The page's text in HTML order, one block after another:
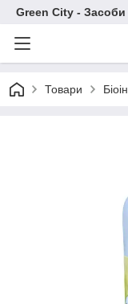
Green City -
Товари